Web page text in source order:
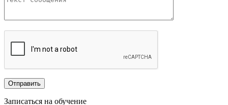
Записаться на обучение